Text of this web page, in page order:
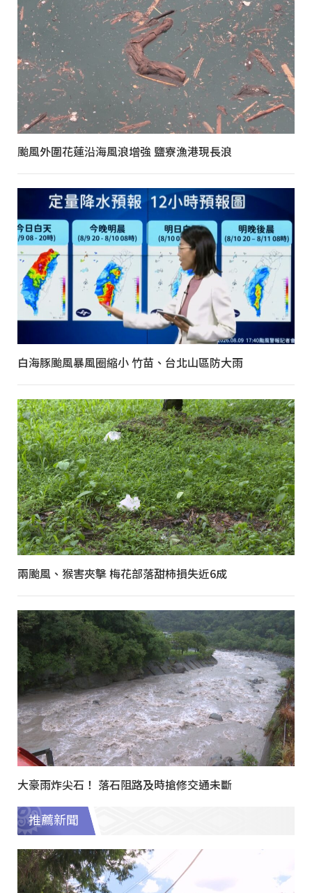
颱風外圍花蓮沿海風浪增強 鹽寮漁港現長浪
白海豚颱風暴風圈縮小 竹苗、台北山區防大雨
兩颱風、猴害夾擊 梅花部落甜柿損失近6成
大豪雨炸尖石！ 落石阻路及時搶修交通未斷
推薦新聞